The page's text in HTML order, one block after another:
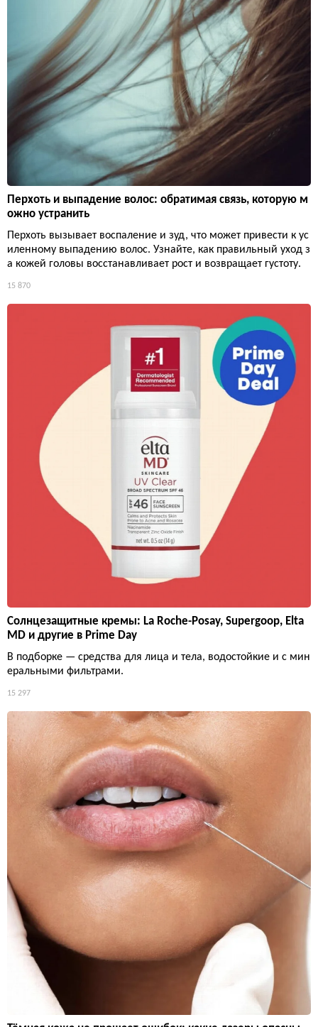
Перхоть и выпадение волос: обратимая связь, которую м
ожно устранить
Перхоть вызывает воспаление и зуд, что может привести к ус
иленному выпадению волос. Узнайте, как правильный уход з
а кожей головы восстанавливает рост и возвращает густоту.
15 870
Солнцезащитные кремы: La Roche-Posay, Supergoop, Elta
MD и другие в Prime Day
В подборке — средства для лица и тела, водостойкие и с мин
еральными фильтрами.
15 297